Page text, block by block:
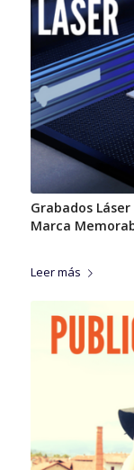
Grabados
Marca
Leer más